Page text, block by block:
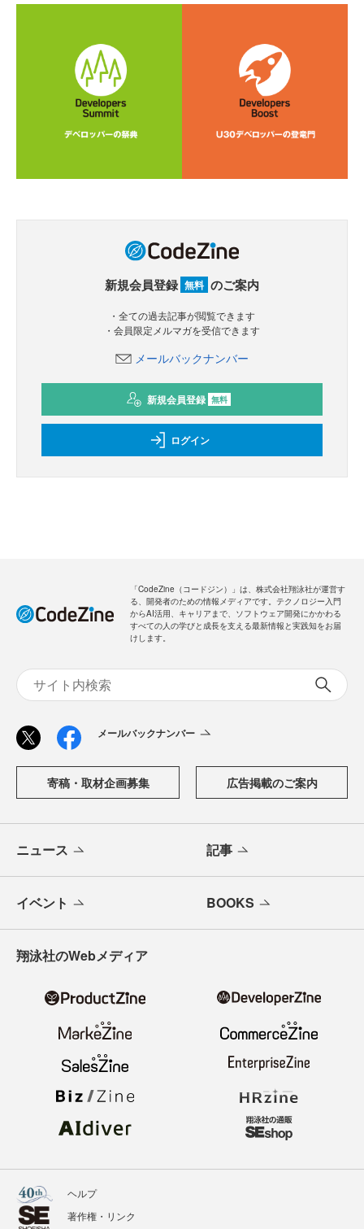
新規会員登録 無料 のご案内
・全ての過去記事が閲覧できます
・会員限定メルマガを受信できます
メールバックナンバー
新規会員登録 無料
ログイン
「CodeZine（コードジン）」は、株式会社翔泳社が運営す
る、開発者のための情報メディアです。テクノロジー入門
からAI活用、キャリアまで、ソフトウェア開発にかかわる
すべての人の学びと成長を支える最新情報と実践知をお届
けします。
メールバックナンバー
寄稿・取材企画募集 広告掲載のご案内
ニュース 記事
イベント BOOKS
翔泳社のWebメディア
ヘルプ
著作権・リンク